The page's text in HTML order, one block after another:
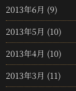
2013年6月 (9)
2013年5月 (10)
2013年4月 (10)
2013年3月 (11)